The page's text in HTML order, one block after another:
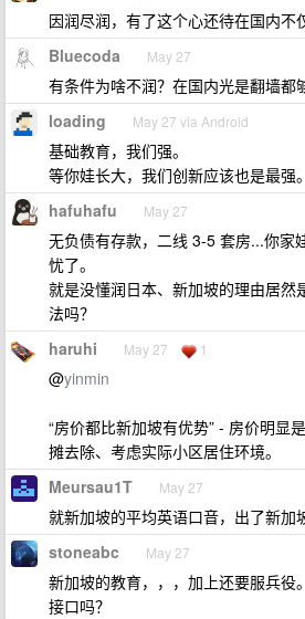
因润尽润，有了这个心还待在国内不
Bluecoda May 27
有条件为啥不润？在国内光是翻墙都
loading May 27 via Android
基础教育，我们强。
等你娃长大，我们创新应该也是最强。
hafuhafu May 27
无负债有存款，二线 3-5 套房...你家
忧了。
就是没懂润日本、新加坡的理由居然
法吗？
haruhi May 27 1
@yinmin
“房价都比新加坡有优势” - 房价明显
摊去除、考虑实际小区居住环境。
Meursau1T May 27
就新加坡的平均英语口音，出了新加
stoneabc May 27
新加坡的教育，，，加上还要服兵役
接口吗？